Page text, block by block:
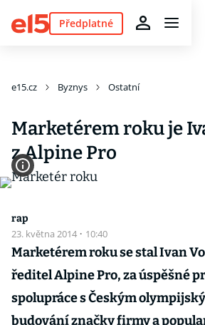
Předplatné
e15.cz Byznys Ostatní
Marketérem roku je
z Alpine Pro
rap
23. května 2014 · 10:40
Marketérem roku se stal Ivan
ředitel Alpine Pro, za úspěšné
spolupráce s Českým
budování značky firmy a